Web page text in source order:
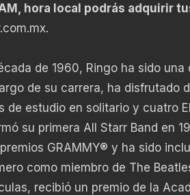
hora local podrás adquirir
.
de 1960, Ringo ha sido una
de su carrera, ha disfrutado
de estudio en solitario y cuatro
su primera All Starr Band en
GRAMMY® y ha sido
como miembro de The
recibió un premio de la